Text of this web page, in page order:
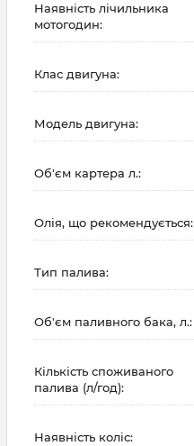
Наявність лічильника
мотогодин:
Клас двигуна:
Модель двигуна:
Об'єм картера л.:
Олія, що рекомендується:
Тип палива:
Об'єм паливного бака, л.:
Кількість споживаного
палива (л/год):
Наявність коліс: